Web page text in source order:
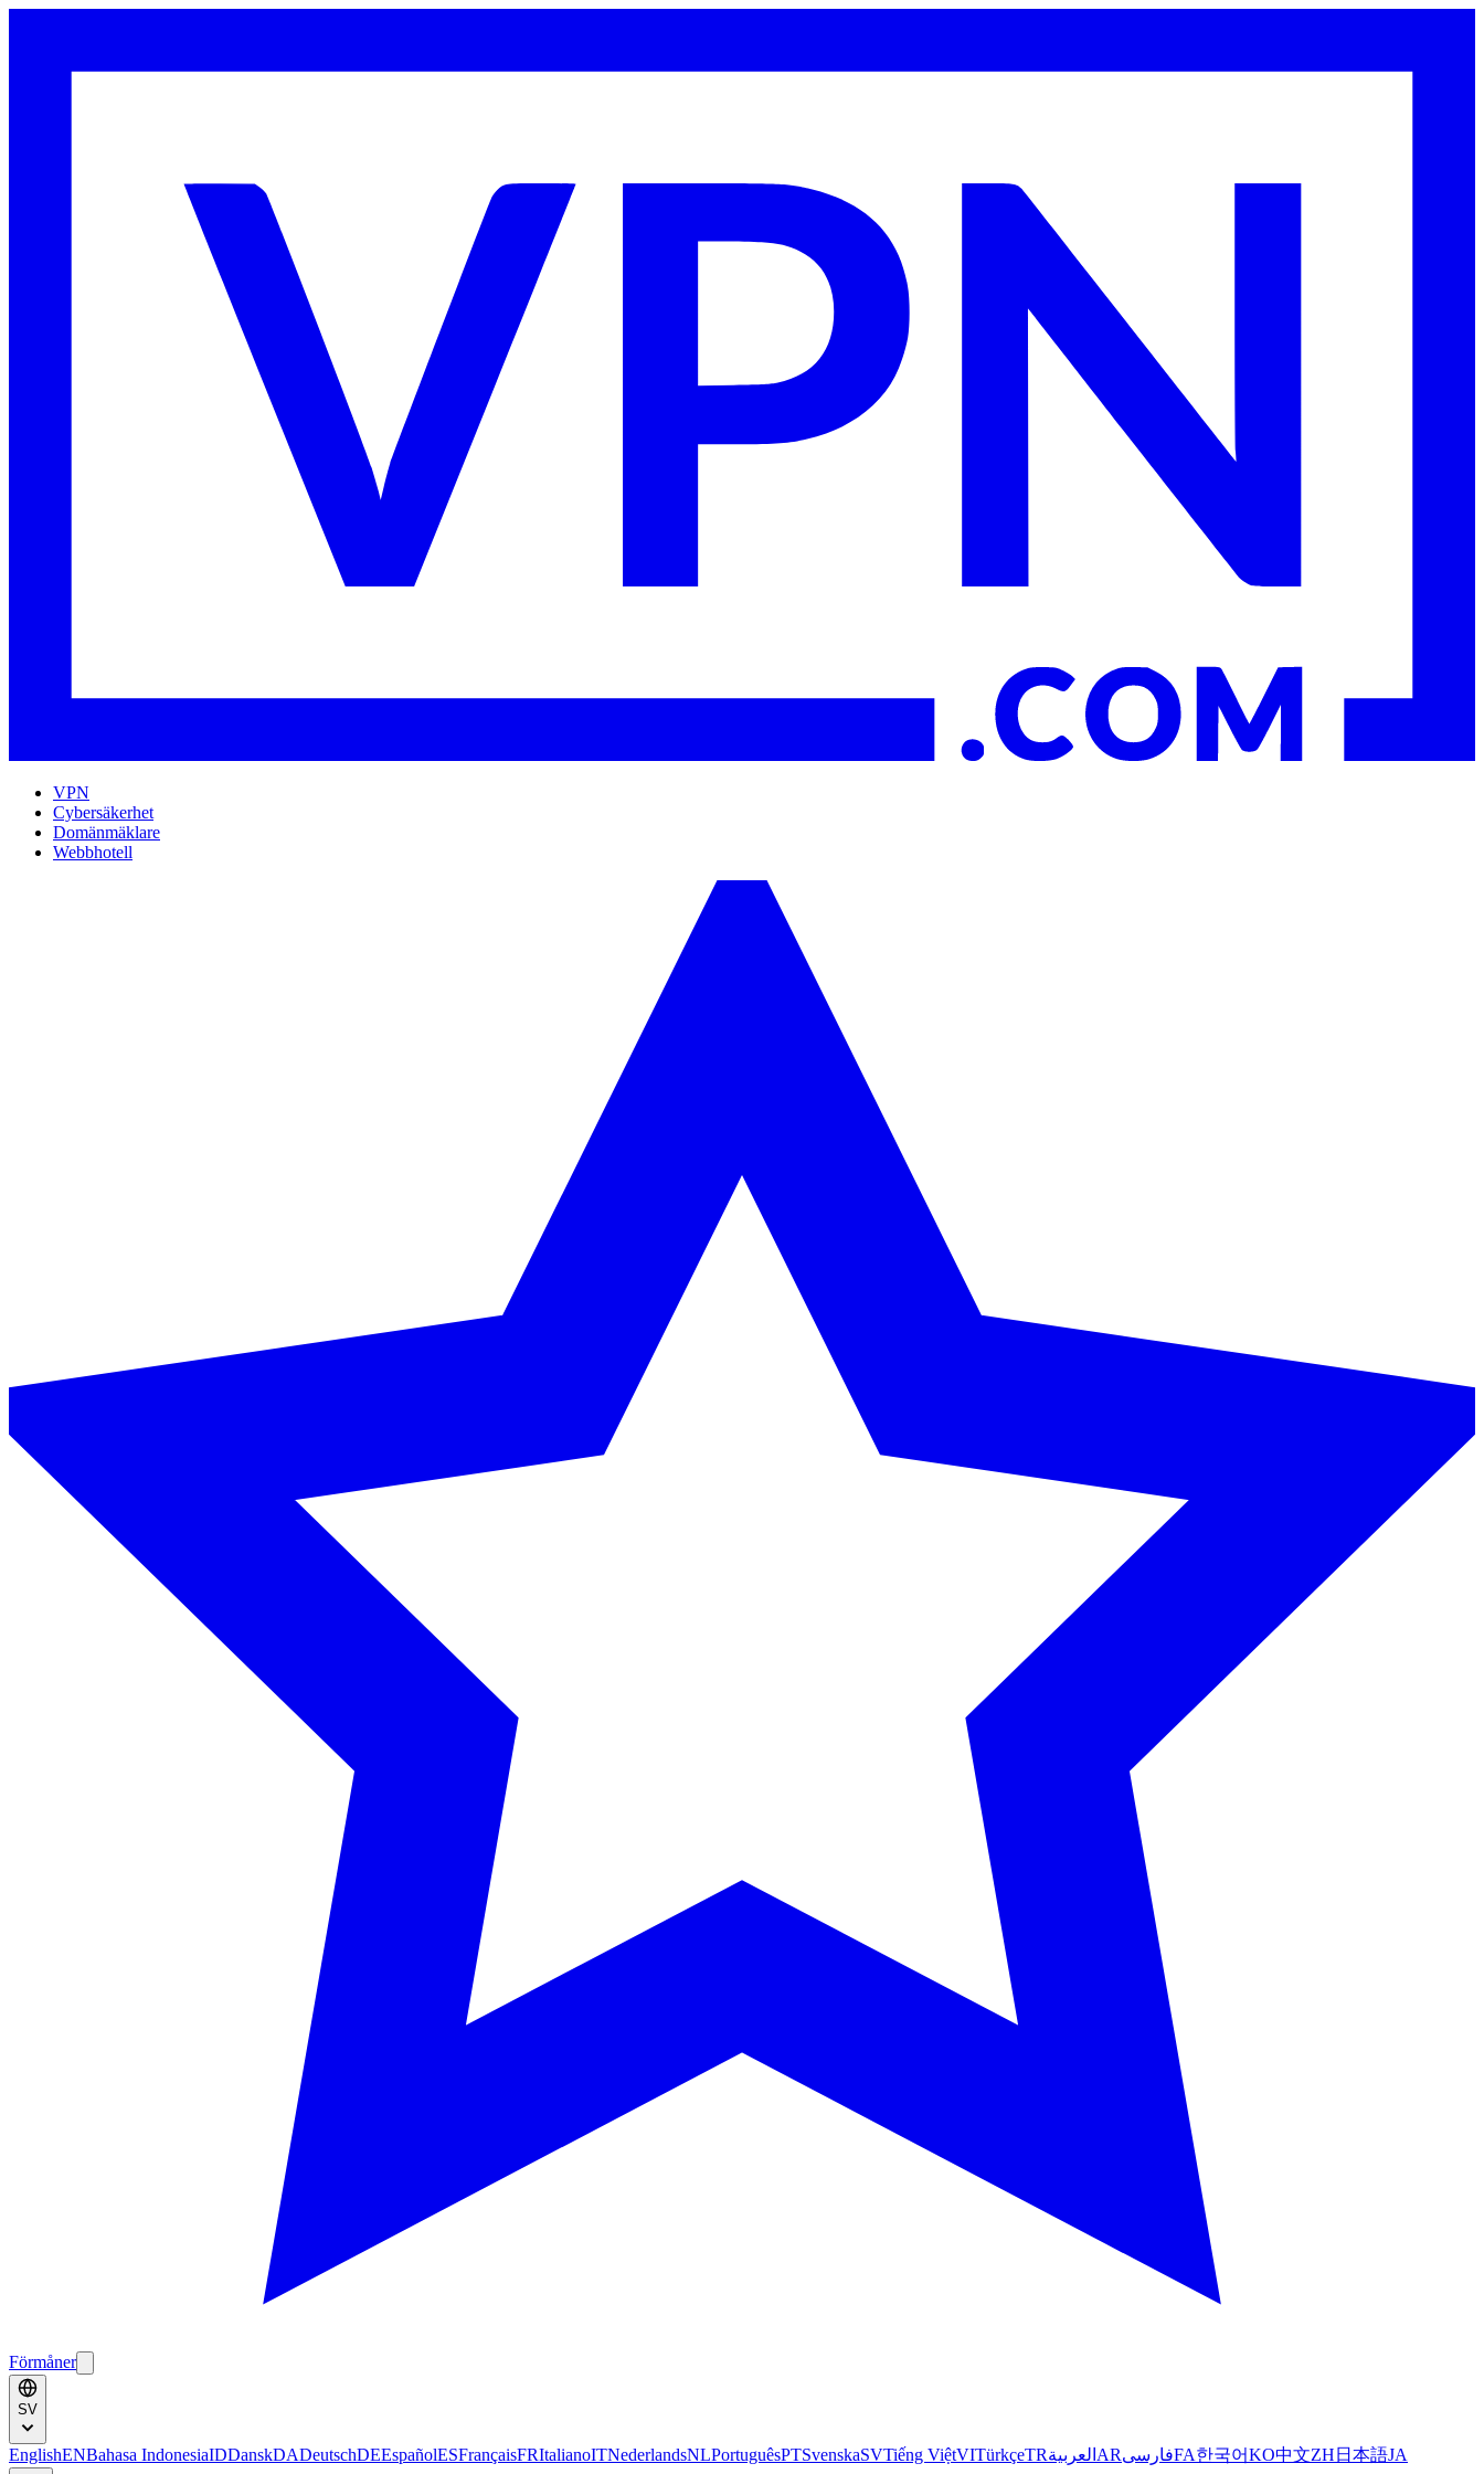
VPN
Cybersäkerhet
Domänmäklare
Webbhotell
Förmåner
SV
EnglishENBahasa IndonesiaIDDanskDADeutschDEEspañolESFrançaisFRItalianoITNederlandsNLPortuguêsPTSvenskaSVTiếng ViệtVITürkçeTRالعربية ARفارسیFA한국어KO中文ZH 日本語JA